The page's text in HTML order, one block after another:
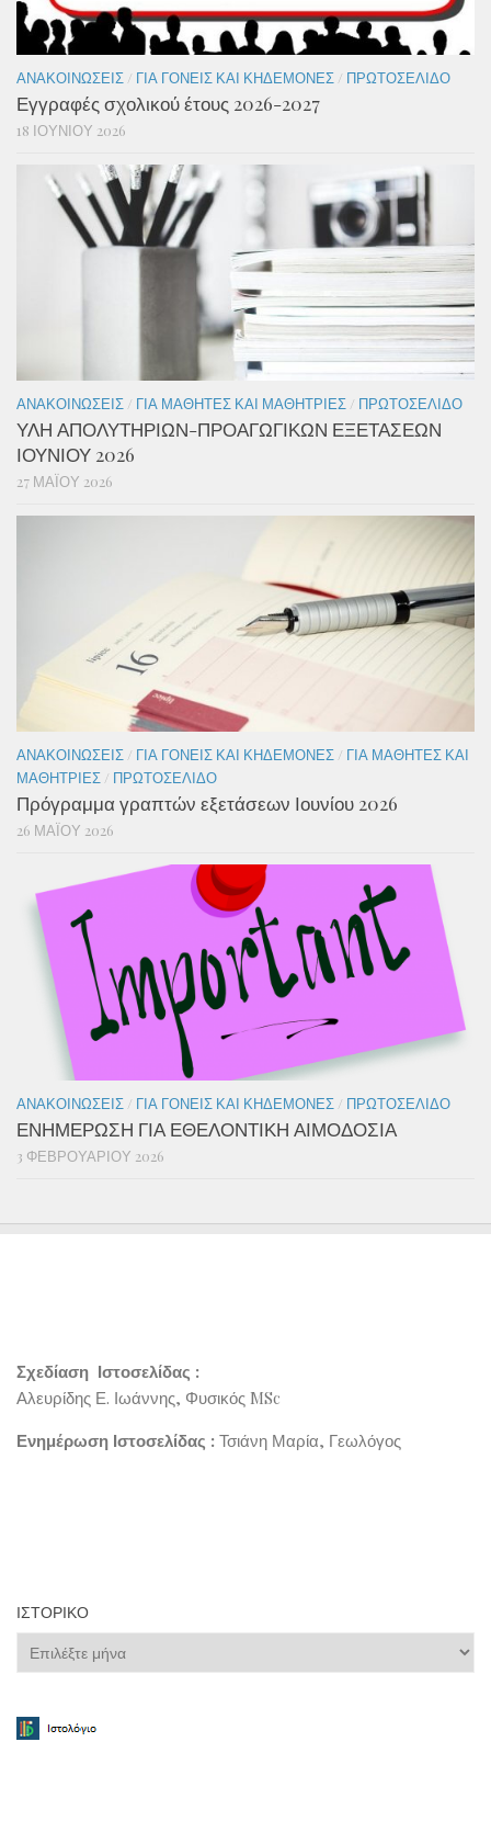
ΑΝΑΚΟΙΝΏΣΕΙΣ / ΓΙΑ ΓΟΝΕΊΣ ΚΑΙ ΚΗΔΕΜΌΝΕΣ / ΠΡΩΤΟΣΈΛΙΔΟ
Εγγραφές σχολικού έτους 2026-2027
18 ΙΟΥΝΊΟΥ 2026
ΑΝΑΚΟΙΝΏΣΕΙΣ / ΓΙΑ ΜΑΘΗΤΈΣ ΚΑΙ ΜΑΘΉΤΡΙΕΣ / ΠΡΩΤΟΣΈΛΙΔΟ
ΥΛΗ ΑΠΟΛΥΤΗΡΙΩΝ-ΠΡΟΑΓΩΓΙΚΩΝ ΕΞΕΤΑΣΕΩΝ
ΙΟΥΝΙΟΥ 2026
27 ΜΑΪ́ΟΥ 2026
ΑΝΑΚΟΙΝΏΣΕΙΣ / ΓΙΑ ΓΟΝΕΊΣ ΚΑΙ ΚΗΔΕΜΌΝΕΣ / ΓΙΑ ΜΑΘΗΤΈΣ ΚΑΙ
ΜΑΘΉΤΡΙΕΣ / ΠΡΩΤΟΣΈΛΙΔΟ
Πρόγραμμα γραπτών εξετάσεων Ιουνίου 2026
26 ΜΑΪ́ΟΥ 2026
ΑΝΑΚΟΙΝΏΣΕΙΣ / ΓΙΑ ΓΟΝΕΊΣ ΚΑΙ ΚΗΔΕΜΌΝΕΣ / ΠΡΩΤΟΣΈΛΙΔΟ
ΕΝΗΜΕΡΩΣΗ ΓΙΑ ΕΘΕΛΟΝΤΙΚΗ ΑΙΜΟΔΟΣΙΑ
3 ΦΕΒΡΟΥΑΡΊΟΥ 2026
Σχεδίαση Ιστοσελίδας :
Αλευρίδης Ε. Ιωάννης, Φυσικός MSc
Ενημέρωση Ιστοσελίδας : Τσιάνη Μαρία, Γεωλόγος
ΙΣΤΟΡΙΚΌ
Ιστορικό